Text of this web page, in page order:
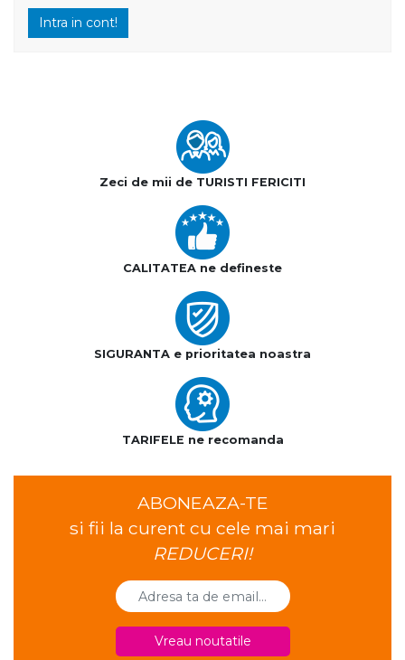
Intra in cont!
Zeci de mii de TURISTI FERICITI
CALITATEA ne defineste
SIGURANTA e prioritatea noastra
TARIFELE ne recomanda
ABONEAZA-TE
si fii la curent cu cele mai mari
REDUCERI!
Vreau noutatile